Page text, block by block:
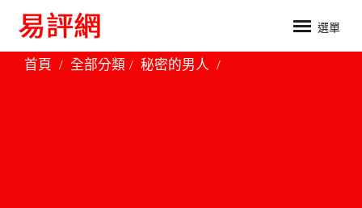
選單
首頁 全部分類 秘密的男人